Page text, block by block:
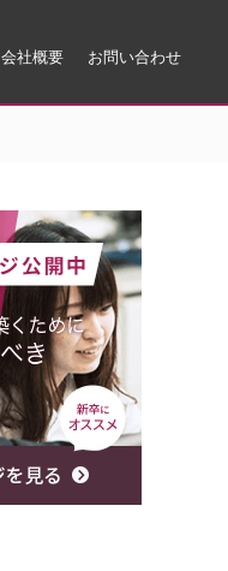
会社概要 お問い合わせ